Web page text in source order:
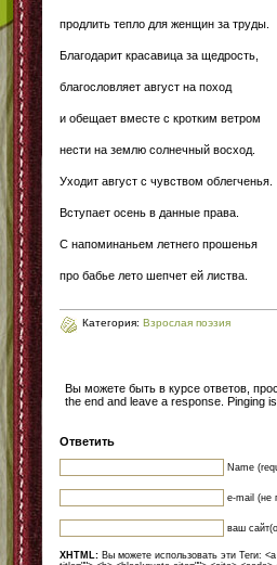
продлить тепло для женщин за труды.
Благодарит красавица за щедрость,
благословляет август на поход
и обещает вместе с кротким ветром
нести на землю солнечный восход.
Уходит август с чувством облегченья.
Вступает осень в данные права.
С напоминаньем летнего прошенья
про бабье лето шепчет ей листва.
Категория: Взрослая поэзия
Вы можете быть в курсе ответов,
the end and leave a response. Pinging
Ответить
Name
e-mail (не
ваш
XHTML: Вы можете использовать эти Теги: